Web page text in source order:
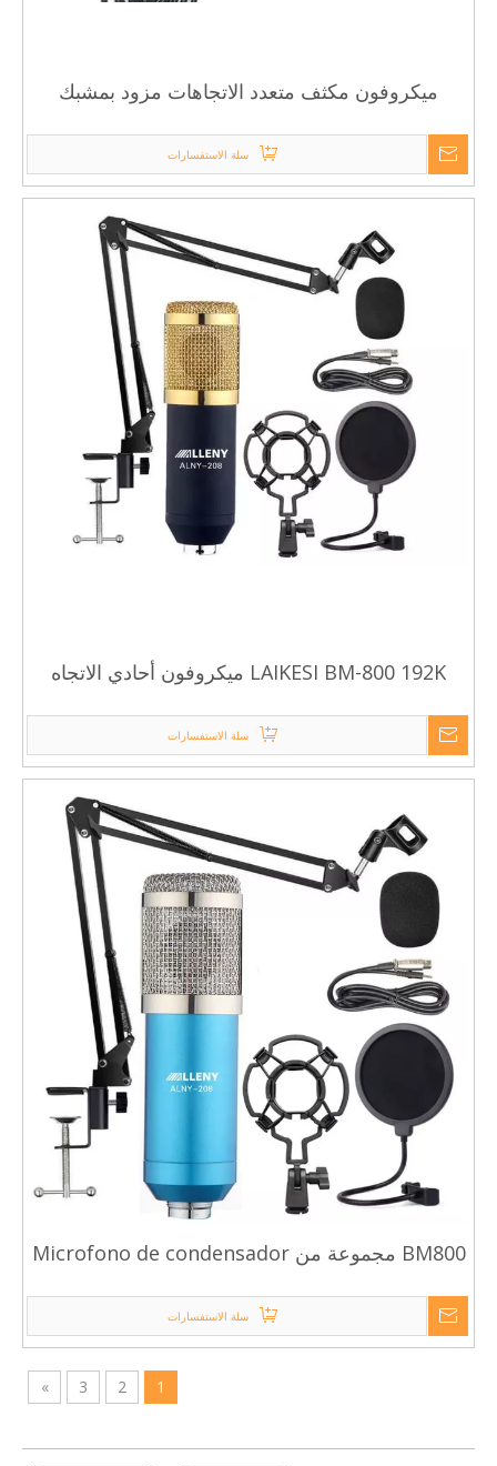
ميكروفون مكثف متعدد الاتجاهات مزود بمشبك
سلة الاستفسارات
LAIKESI BM-800 192K ميكروفون أحادي الاتجاه
سلة الاستفسارات
BM800 مجموعة من Microfono de condensador
بما في ذلك ترايبود دي المعادن
سلة الاستفسارات
1
2
3
»